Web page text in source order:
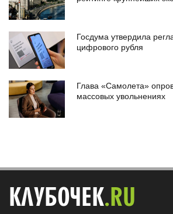
Госдума утвердила
цифрового рубля
Глава «Самолета»
массовых увольнениях
КЛУБОЧЕК.RU